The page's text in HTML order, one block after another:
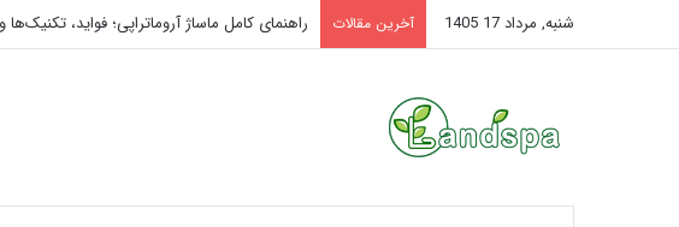
شنبه, مرداد 17 1405 آخرین مقالات راهنمای کامل ماساژ آروماتراپی؛ فواید،